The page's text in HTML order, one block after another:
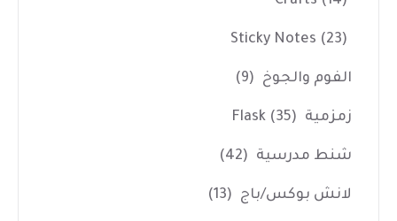
Sticky Notes (23)
الفوم والجوخ (9)
زمزمية Flask (35)
شنط مدرسية (42)
لانش بوكس/باج (13)